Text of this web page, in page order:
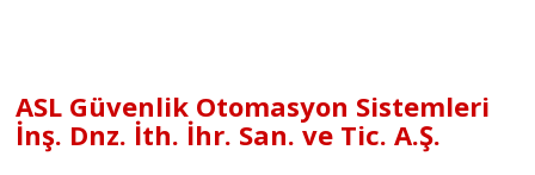
ASL Güvenlik Otomasyon Sistemleri
İnş. Dnz. İth. İhr. San. ve Tic. A.Ş.